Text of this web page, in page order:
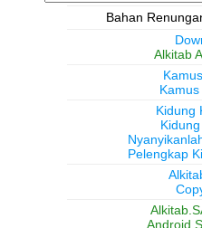
Bahan
Alkitab
Kidung
Pelengkap